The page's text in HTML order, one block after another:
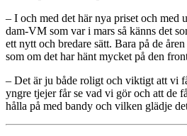
– I och med det här nya priset och med
dam-VM som var i mars så känns det
ett nytt och bredare sätt. Bara på de
som om det har hänt mycket på den
– Det är ju både roligt och viktigt att vi
yngre tjejer får se vad vi gör och att de
hålla på med bandy och vilken glädje